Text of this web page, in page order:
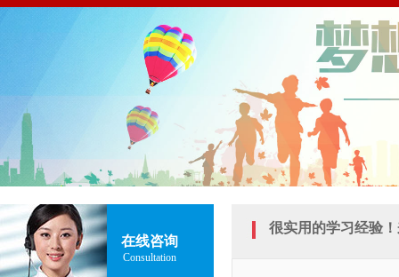
在线咨询
Consultation
很实用的学习经验